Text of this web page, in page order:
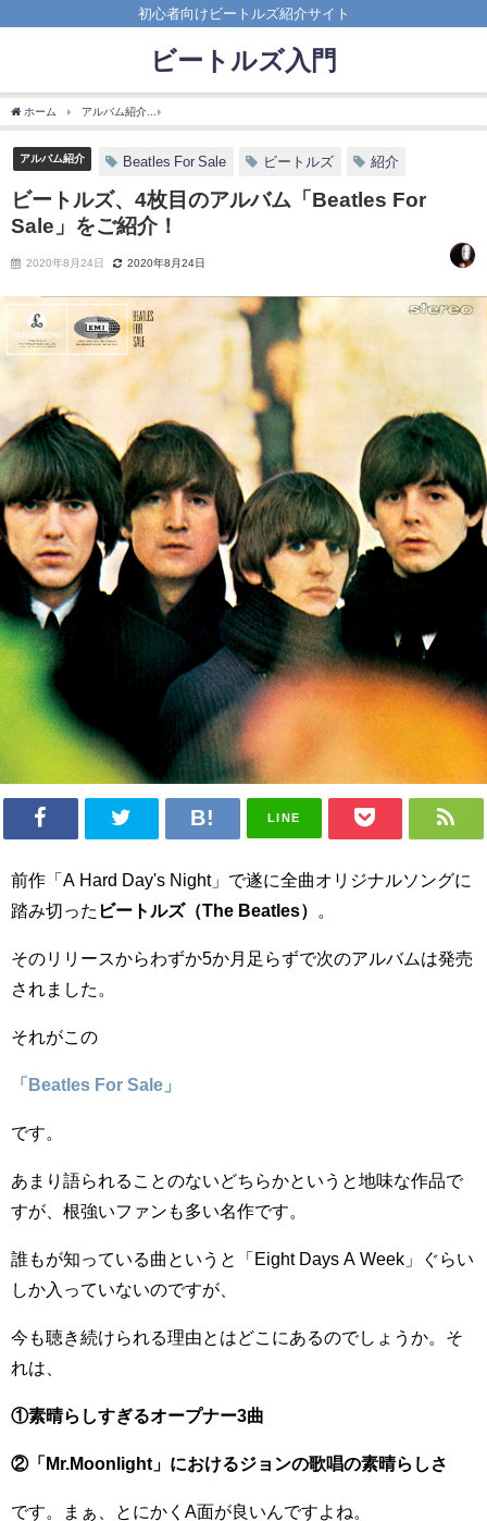
初心者向けビートルズ紹介サイト
ビートルズ入門
ホーム アルバム紹介
アルバム紹介 Beatles For Sale ビートルズ 紹介
ビートルズ、4枚目のアルバム「Beatles For
Sale」をご紹介！
2020年8月24日 2020年8月24日
LINE
前作「A Hard Day's Night」で遂に全曲オリジナルソングに
踏み切った ビートルズ（The Beatles）
そのリリースからわずか5か月足らずで次のアルバムは発売
されました。
それがこの
「Beatles For Sale」
です。
あまり語られることのないどちらかというと地味な作品で
すが、根強いファンも多い名作です。
誰もが知っている曲というと「Eight Days A Week」ぐらい
しか入っていないのですが、
今も聴き続けられる理由とはどこにあるのでしょうか。そ
れは、
①素晴らしすぎるオープナー3曲
②「Mr.Moonlight」におけるジョンの歌唱の素晴らしさ
です。まぁ、とにかくA面が良いんですよね。